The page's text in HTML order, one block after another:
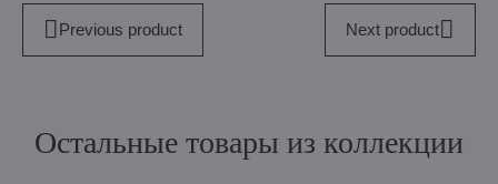
Previous product Next product
Остальные товары из коллекции